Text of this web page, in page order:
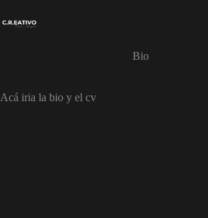
to
content
Bio
Acá iria la bio y el cv